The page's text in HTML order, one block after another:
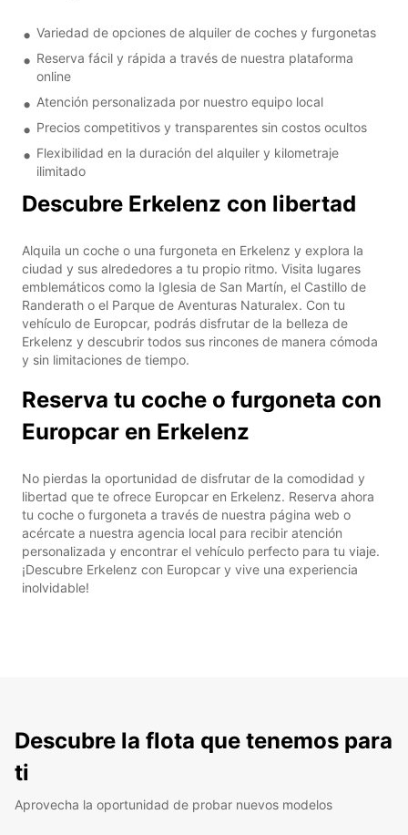
Variedad de opciones de alquiler de coches y furgonetas
Reserva fácil y rápida a través de nuestra plataforma
online
Atención personalizada por nuestro equipo local
Precios competitivos y transparentes sin costos ocultos
Flexibilidad en la duración del alquiler y kilometraje
ilimitado
Descubre Erkelenz con libertad
Alquila un coche o una furgoneta en Erkelenz y explora la
ciudad y sus alrededores a tu propio ritmo. Visita lugares
emblemáticos como la Iglesia de San Martín, el Castillo de
Randerath o el Parque de Aventuras Naturalex. Con tu
vehículo de Europcar, podrás disfrutar de la belleza de
Erkelenz y descubrir todos sus rincones de manera cómoda
y sin limitaciones de tiempo.
Reserva tu coche o furgoneta con
Europcar en Erkelenz
No pierdas la oportunidad de disfrutar de la comodidad y
libertad que te ofrece Europcar en Erkelenz. Reserva ahora
tu coche o furgoneta a través de nuestra página web o
acércate a nuestra agencia local para recibir atención
personalizada y encontrar el vehículo perfecto para tu viaje.
¡Descubre Erkelenz con Europcar y vive una experiencia
inolvidable!
Descubre la flota que tenemos para
ti
Aprovecha la oportunidad de probar nuevos modelos